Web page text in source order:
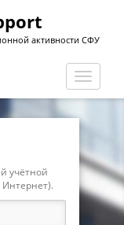
активности СФУ
учётной